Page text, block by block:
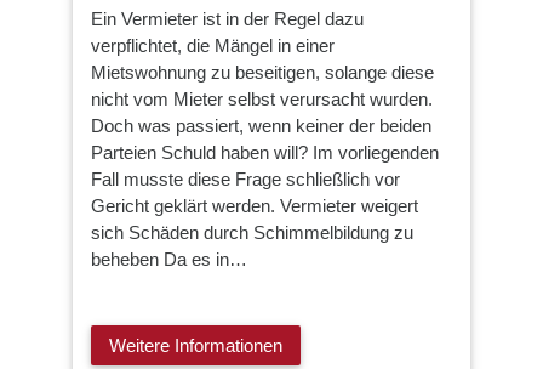
Ein Vermieter ist in der Regel dazu
verpflichtet, die Mängel in einer
Mietswohnung zu beseitigen, solange diese
nicht vom Mieter selbst verursacht wurden.
Doch was passiert, wenn keiner der beiden
Parteien Schuld haben will? Im vorliegenden
Fall musste diese Frage schließlich vor
Gericht geklärt werden. Vermieter weigert
sich Schäden durch Schimmelbildung zu
beheben Da es in…
Weitere Informationen